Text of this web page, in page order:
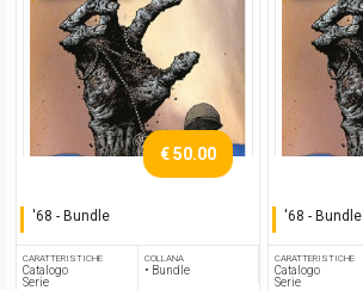
'68 - Bundle
€ 50.00
CARATTERISTICHE
Catalogo
Serie
COLLANA
• Bundle
'68 - Bundle
CARATTERISTICHE
Catalogo
Serie